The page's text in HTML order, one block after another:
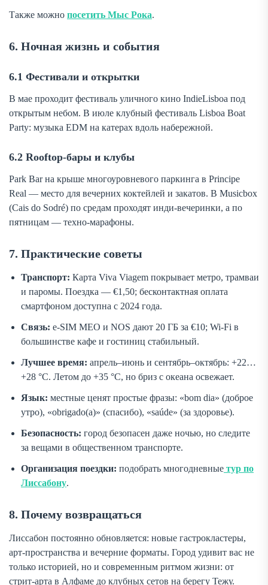
Также можно посетить Мыс Рока.
6. Ночная жизнь и события
6.1 Фестивали и открытки
В мае проходит фестиваль уличного кино IndieLisboa под
открытым небом. В июле клубный фестиваль Lisboa Boat
Party: музыка EDM на катерах вдоль набережной.
6.2 Rooftop-бары и клубы
Park Bar на крыше многоуровневого паркинга в Principe
Real — место для вечерних коктейлей и закатов. В Musicbox
(Cais do Sodré) по средам проходят инди-вечеринки, а по
пятницам — техно-марафоны.
7. Практические советы
Транспорт: Карта Viva Viagem покрывает метро, трамваи
и паромы. Поездка — €1,50; бесконтактная оплата
смартфоном доступна с 2024 года.
Связь: e-SIM MEO и NOS дают 20 ГБ за €10; Wi-Fi в
большинстве кафе и гостиниц стабильный.
Лучшее время: апрель–июнь и сентябрь–октябрь: +22…
+28 °C. Летом до +35 °C, но бриз с океана освежает.
Язык: местные ценят простые фразы: «bom dia» (доброе
утро), «obrigado(a)» (спасибо), «saúde» (за здоровье).
Безопасность: город безопасен даже ночью, но следите
за вещами в общественном транспорте.
Организация поездки: подобрать многодневные тур по
Лиссабону.
8. Почему возвращаться
Лиссабон постоянно обновляется: новые гастрокластеры,
арт-пространства и вечерние форматы. Город удивит вас не
только историей, но и современным ритмом жизни: от
стрит-арта в Алфаме до клубных сетов на берегу Тежу.